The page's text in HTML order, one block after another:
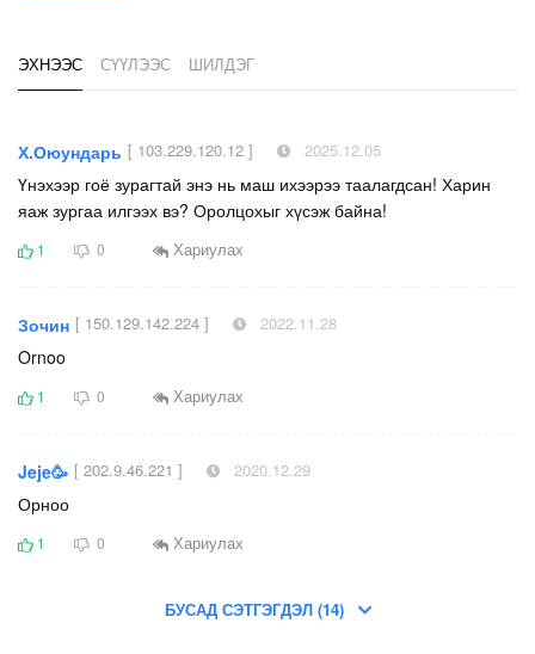
ЭХНЭЭС СҮҮЛЭЭС ШИЛДЭГ
Х.Оюундарь [ 103.229.120.12 ] 2025.12.05
Үнэхээр гоё зурагтай энэ нь маш ихээрээ таалагдсан! Харин
яаж зургаа илгээх вэ? Оролцохыг хүсэж байна!
1 0 Хариулах
Зочин [ 150.129.142.224 ] 2022.11.28
Ornoo
1 0 Хариулах
Jeje🥳 [ 202.9.46.221 ] 2020.12.29
Орноо
1 0 Хариулах
БУСАД СЭТГЭГДЭЛ (14)